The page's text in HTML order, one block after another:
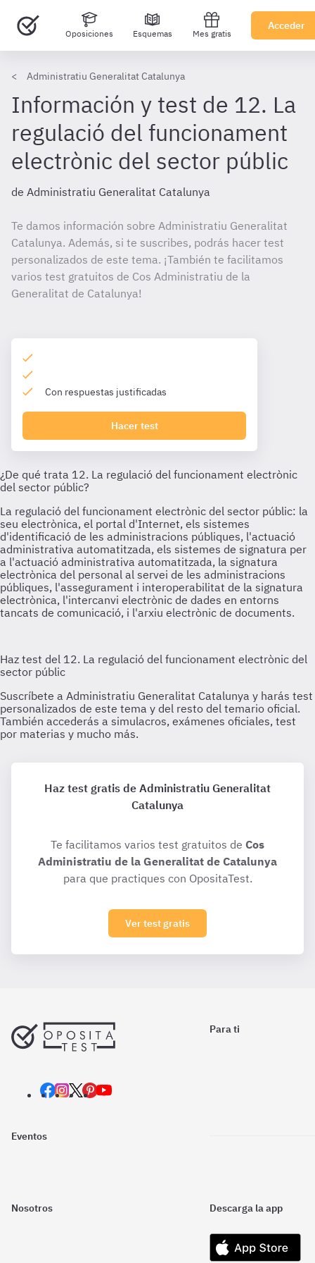
Oposiciones Esquemas Mes gratis
Acceder
Administratiu Generalitat Catalunya
Información y test de 12. La
regulació del funcionament
electrònic del sector públic
de Administratiu Generalitat Catalunya
Te damos información sobre Administratiu Generalitat
Catalunya. Además, si te suscribes, podrás hacer test
personalizados de este tema. ¡También te facilitamos
varios test gratuitos de Cos Administratiu de la
Generalitat de Catalunya!
Con respuestas justificadas
Hacer test
Haz test gratis de Administratiu Generalitat
Catalunya
Te facilitamos varios test gratuitos de Cos
Administratiu de la Generalitat de Catalunya
para que practiques con OpositaTest.
Ver test gratis
Para ti
Eventos
Nosotros Descarga la app